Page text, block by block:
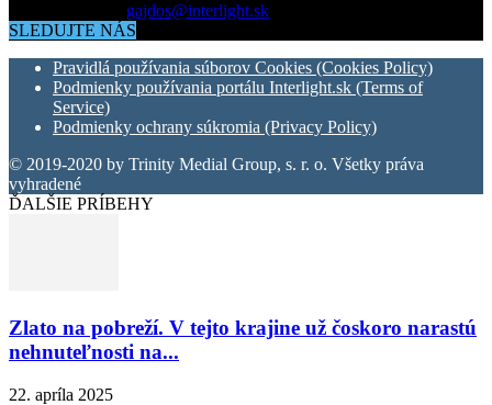
gajdos@interlight.sk
SLEDUJTE NÁS
Pravidlá používania súborov Cookies (Cookies Policy)
Podmienky používania portálu Interlight.sk (Terms of
Service)
Podmienky ochrany súkromia (Privacy Policy)
© 2019-2020 by Trinity Medial Group, s. r. o. Všetky práva
vyhradené
ĎALŠIE PRÍBEHY
Zlato na pobreží. V tejto krajine už čoskoro narastú
nehnuteľnosti na...
22. apríla 2025